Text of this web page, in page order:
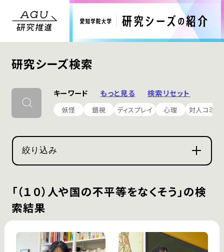
研究シーズ検索
キーワード もっと見る 検索リセット
妖怪 錯視 ディスプレイ 心理 対人コミュ
絞り込み
「（１０）人や国の不平等をなくそう」の検
索結果